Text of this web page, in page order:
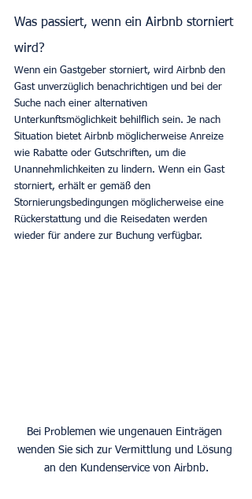
Was passiert, wenn ein Airbnb storniert
wird?
Wenn ein Gastgeber storniert, wird Airbnb den
Gast unverzüglich benachrichtigen und bei der
Suche nach einer alternativen
Unterkunftsmöglichkeit behilflich sein. Je nach
Situation bietet Airbnb möglicherweise Anreize
wie Rabatte oder Gutschriften, um die
Unannehmlichkeiten zu lindern. Wenn ein Gast
storniert, erhält er gemäß den
Stornierungsbedingungen möglicherweise eine
Rückerstattung und die Reisedaten werden
wieder für andere zur Buchung verfügbar.
Bei Problemen wie ungenauen Einträgen
wenden Sie sich zur Vermittlung und Lösung
an den Kundenservice von Airbnb.